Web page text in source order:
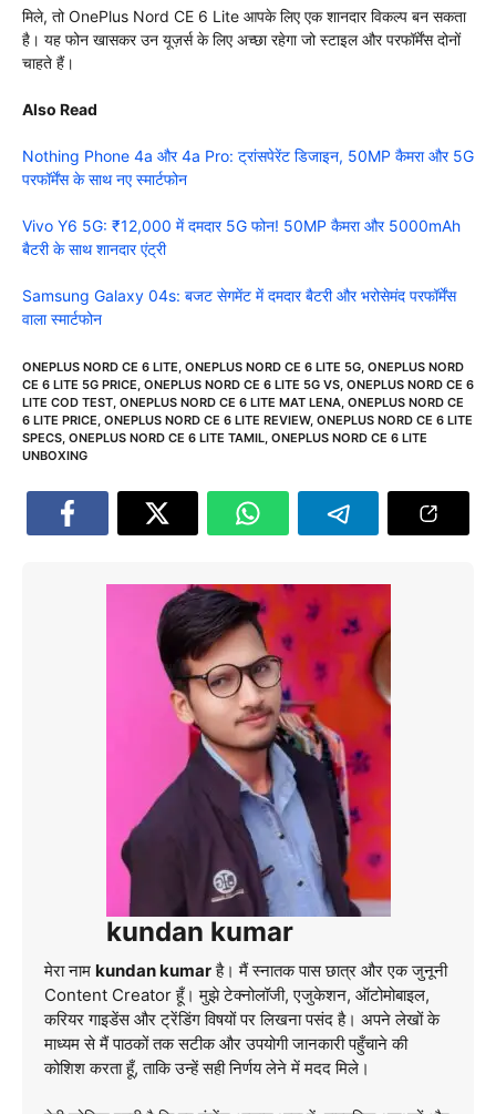
मिले, तो OnePlus Nord CE 6 Lite आपके लिए एक शानदार विकल्प बन सकता
है। यह फोन खासकर उन यूज़र्स के लिए अच्छा रहेगा जो स्टाइल और परफॉर्मेंस दोनों
चाहते हैं।
Also Read
Nothing Phone 4a और 4a Pro: ट्रांसपेरेंट डिजाइन, 50MP कैमरा और 5G
परफॉर्मेंस के साथ नए स्मार्टफोन
Vivo Y6 5G: ₹12,000 में दमदार 5G फोन! 50MP कैमरा और 5000mAh
बैटरी के साथ शानदार एंट्री
Samsung Galaxy 04s: बजट सेगमेंट में दमदार बैटरी और भरोसेमंद परफॉर्मेंस
वाला स्मार्टफोन
ONEPLUS NORD CE 6 LITE, ONEPLUS NORD CE 6 LITE 5G, ONEPLUS NORD
CE 6 LITE 5G PRICE, ONEPLUS NORD CE 6 LITE 5G VS, ONEPLUS NORD CE 6
LITE COD TEST, ONEPLUS NORD CE 6 LITE MAT LENA, ONEPLUS NORD CE
6 LITE PRICE, ONEPLUS NORD CE 6 LITE REVIEW, ONEPLUS NORD CE 6 LITE
SPECS, ONEPLUS NORD CE 6 LITE TAMIL, ONEPLUS NORD CE 6 LITE
UNBOXING
kundan kumar
मेरा नाम kundan kumarहै। मैं स्नातक पास छात्र और एक जुनूनी
Content Creator हूँ। मुझे टेक्नोलॉजी, एजुकेशन, ऑटोमोबाइल,
करियर गाइडेंस और ट्रेंडिंग विषयों पर लिखना पसंद है। अपने लेखों के
माध्यम से मैं पाठकों तक सटीक और उपयोगी जानकारी पहुँचाने की
कोशिश करता हूँ, ताकि उन्हें सही निर्णय लेने में मदद मिले।